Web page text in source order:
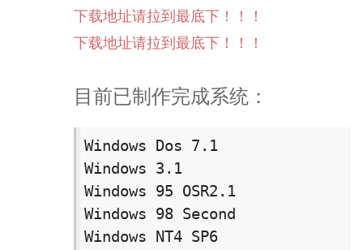
下载地址请拉到最底下！！！
下载地址请拉到最底下！！！
目前已制作完成系统：
Windows Dos 7.1
Windows 3.1
Windows 95 OSR2.1
Windows 98 Second
Windows NT4 SP6